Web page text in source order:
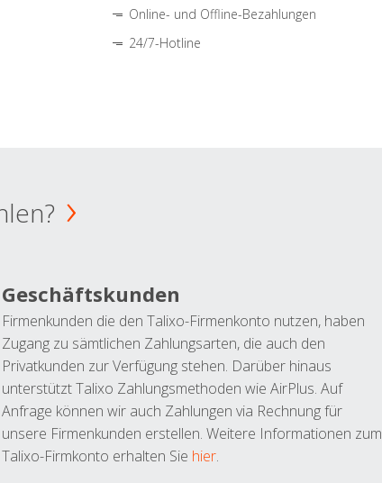
Online- und Offline-Bezahlungen
24/7-Hotline
Geschäftskunden
Firmenkunden die den Talixo-Firmenkonto nutzen, haben
Zugang zu sämtlichen Zahlungsarten, die auch den
Privatkunden zur Verfügung stehen. Darüber hinaus
unterstützt Talixo Zahlungsmethoden wie AirPlus. Auf
Anfrage können wir auch Zahlungen via Rechnung für
unsere Firmenkunden erstellen. Weitere Informationen zum
Talixo-Firmkonto erhalten Sie hier.